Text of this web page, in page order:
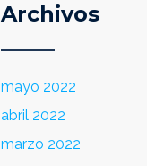
Archivos
mayo 2022
abril 2022
marzo 2022